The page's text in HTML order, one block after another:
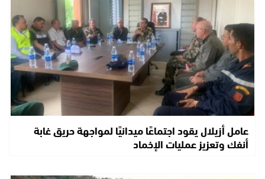
عامل أزيلال يقود اجتماعًا ميدانيًا لمواجهة حريق غابة
أنفك وتعزيز عمليات الإخماد